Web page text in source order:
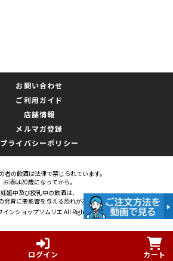
ログイン カート
お問い合わせ
ご利用ガイド
店舗情報
メルマガ登録
プライバシーポリシー
者の飲酒は法律で禁じられています。
お酒は20歳になってから。
妊娠中及び授乳中の飲酒は、
発育に悪影響を与える恐れがあります。
ンショップソムリエ All Rights Reserved.